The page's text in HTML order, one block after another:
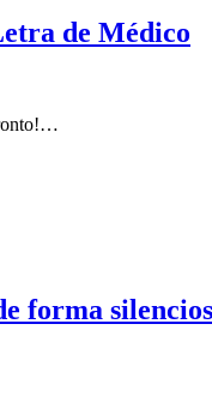
de Médico
forma